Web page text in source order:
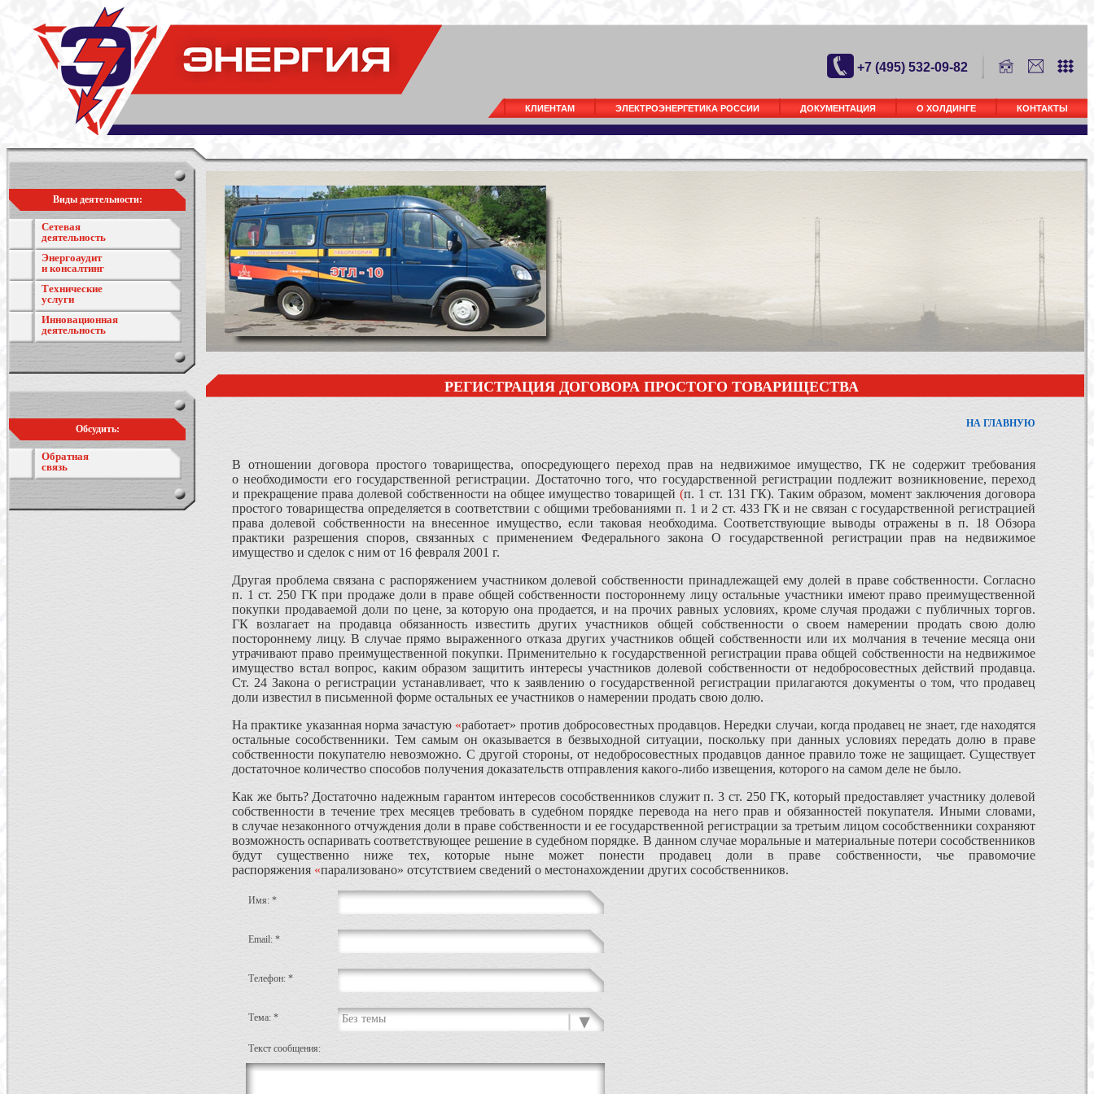
+7 (495) 532-09-82
КЛИЕНТАМ ЭЛЕКТРОЭНЕРГЕТИКА РОССИИ ДОКУМЕНТАЦИЯ О ХОЛДИНГЕ КОНТАКТЫ
Виды деятельности:
Сетевая
деятельность
Энергоаудит
и консалтинг
Технические
услуги
Инновационная
деятельность
Обсудить:
Обратная
связь
РЕГИСТРАЦИЯ ДОГОВОРА ПРОСТОГО ТОВАРИЩЕСТВА
НА ГЛАВНУЮ
В отношении договора простого товарищества, опосредующего переход прав на недвижимое имущество, ГК не содержит требования
о необходимости его государственной регистрации. Достаточно того, что государственной регистрации подлежит возникновение, переход
и прекращение права долевой собственности на общее имущество товарищей (п. 1 ст. 131 ГК). Таким образом, момент заключения договора
простого товарищества определяется в соответствии с общими требованиями п. 1 и 2 ст. 433 ГК и не связан с государственной регистрацией
права долевой собственности на внесенное имущество, если таковая необходима. Соответствующие выводы отражены в п. 18 Обзора
практики разрешения споров, связанных с применением Федерального закона
О государственной регистрации прав на недвижимое
имущество и сделок с ним от 16 февраля 2001 г.
Другая проблема связана с распоряжением участником долевой собственности принадлежащей ему долей в праве собственности. Согласно
п. 1 ст. 250 ГК при продаже доли в праве общей собственности постороннему лицу остальные участники имеют право преимущественной
покупки продаваемой доли по цене, за которую она продается, и на прочих равных условиях, кроме случая продажи с публичных торгов.
ГК возлагает на продавца обязанность известить других участников общей собственности о своем намерении продать свою долю
постороннему лицу. В случае прямо выраженного отказа других участников общей собственности или их молчания в течение месяца они
утрачивают право преимущественной покупки. Применительно к государственной регистрации права общей собственности на недвижимое
имущество встал вопрос, каким образом защитить интересы участников долевой собственности от недобросовестных действий продавца.
Ст. 24 Закона о регистрации устанавливает, что к заявлению о государственной регистрации прилагаются документы о том, что продавец
доли известил в письменной форме остальных ее участников о намерении продать свою долю.
На практике указанная норма зачастую «работает» против добросовестных продавцов. Нередки случаи, когда продавец не знает, где находятся
остальные сособственники. Тем самым он оказывается в безвыходной ситуации, поскольку при данных условиях передать долю в праве
собственности покупателю невозможно. С другой стороны, от недобросовестных продавцов данное правило тоже не защищает. Существует
достаточное количество способов получения доказательств отправления какого-либо извещения, которого на самом деле не было.
Как же быть? Достаточно надежным гарантом интересов сособственников служит п. 3 ст. 250 ГК, который предоставляет участнику долевой
собственности в течение трех месяцев требовать в судебном порядке перевода на него прав и обязанностей покупателя. Иными словами,
в случае незаконного отчуждения доли в праве собственности и ее государственной регистрации за третьим лицом сособственники сохраняют
возможность оспаривать соответствующее решение в судебном порядке. В данном случае моральные и материальные потери сособственников
будут существенно ниже тех, которые ныне может понести продавец доли в праве собственности, чье правомочие
распоряжения «парализовано» отсутствием сведений о местонахождении других сособственников.
Имя: *
Email: *
Телефон: *
Тема: * Без темы
Текст сообщения: